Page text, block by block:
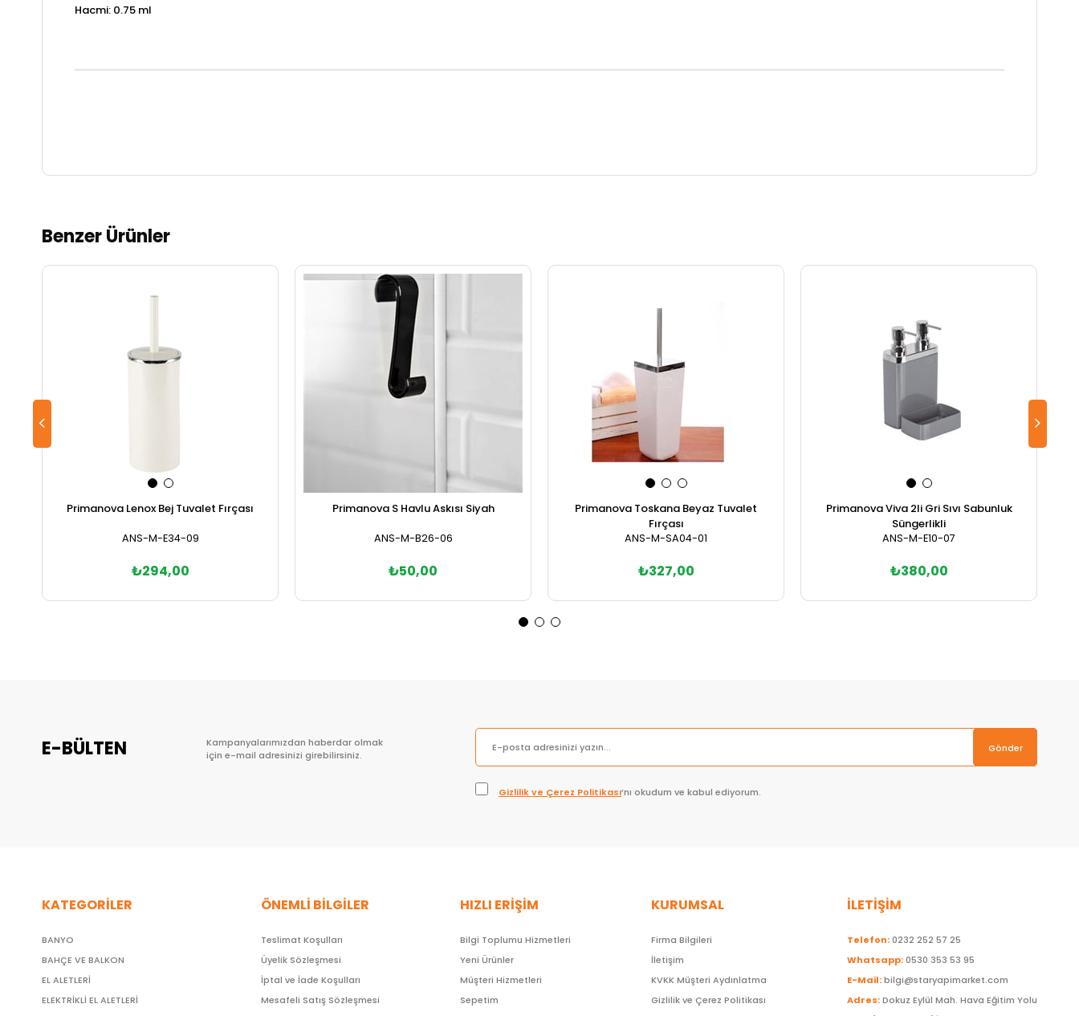
Hacmi: 0.75 ml
Benzer Ürünler
Primanova Lenox Bej Tuvalet Fırçası
ANS-M-E34-09
₺294,00
Primanova S Havlu Askısı Siyah
ANS-M-B26-06
₺50,00
Primanova Toskana Beyaz Tuvalet
Fırçası
ANS-M-SA04-01
₺327,00
Primanova Viva 2li Gri Sıvı Sabunluk
Süngerlikli
ANS-M-E10-07
₺380,00
E-BÜLTEN
Kampanyalarımızdan haberdar olmak
için e-mail adresinizi girebilirsiniz.
Gönder
Gizlilik ve Çerez Politikası’nı okudum ve kabul ediyorum.
KATEGORİLER
BANYO
BAHÇE VE BALKON
EL ALETLERİ
ELEKTRİKLİ EL ALETLERİ
ÖNEMLİ BİLGİLER
Teslimat Koşulları
Üyelik Sözleşmesi
İptal ve İade Koşulları
Mesafeli Satış Sözleşmesi
HIZLI ERİŞİM
Bilgi Toplumu Hizmetleri
Yeni Ürünler
Müşteri Hizmetleri
Sepetim
KURUMSAL
Firma Bilgileri
İletişim
KVKK Müşteri Aydınlatma
Gizlilik ve Çerez Politikası
İLETİŞİM
Telefon:0232 252 57 25
Whatsapp:0530 353 53 95
E-Mail:bilgi@staryapimarket.com
Adres:Dokuz Eylül Mah. Hava Eğitim Yolu